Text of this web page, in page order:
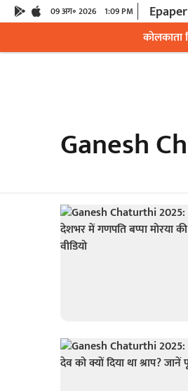
09 अग॰ 2026 1:09 PM Epaper
कोलकाता
Ganesh